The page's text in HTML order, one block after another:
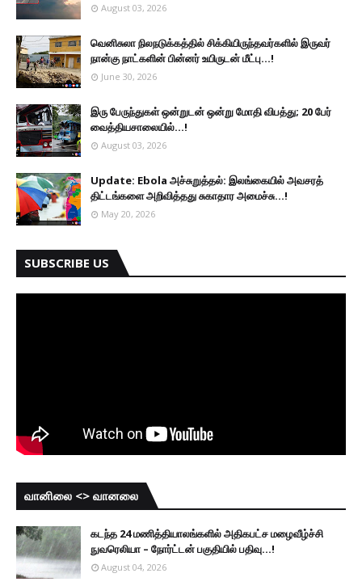
August 03, 2026
வெனிசுலா நிலநடுக்கத்தில் சிக்கியிருந்தவர்களில் இருவர்
நான்கு நாட்களின் பின்னர் உயிருடன் மீட்பு...!
June 30, 2026
இரு ப‍ேருந்துகள் ஒன்றுடன் ஒன்று மோதி விபத்து; 20 பேர்
வைத்தியசாலையில்...!
August 03, 2026
Update: Ebola அச்சுறுத்தல்: இலங்கையில் அவசரத்
திட்டங்களை அறிவித்தது சுகாதார அமைச்சு...!
May 20, 2026
SUBSCRIBE US
வானிலை <> வானலை
கடந்த 24 மணித்தியாலங்களில் அதிகபட்ச மழைவீழ்ச்சி
நுவரெலியா – நோர்ட்டன் பகுதியில் பதிவு...!
August 04, 2026